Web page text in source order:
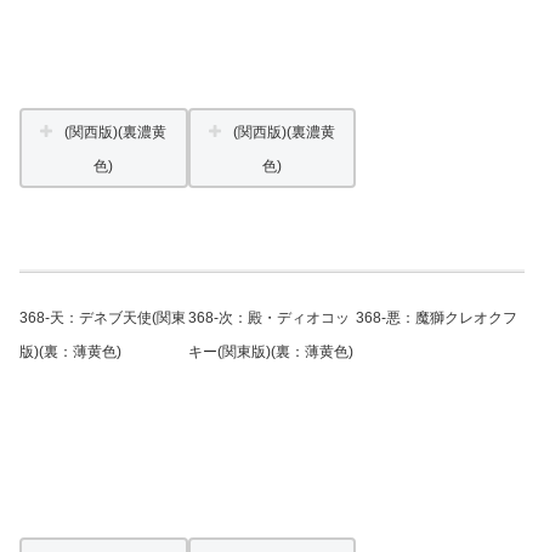
(関西版)(裏濃黄
色)
(関西版)(裏濃黄
色)
368-天：デネブ天使(関東
版)(裏：薄黄色)
368-次：殿・ディオコッ
キー(関東版)(裏：薄黄色)
368-悪：魔獅クレオクフ